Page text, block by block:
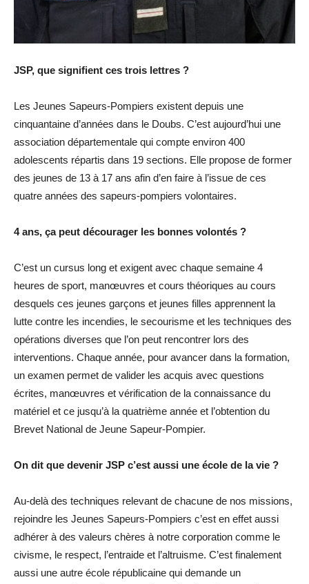
JSP, que signifient ces trois lettres ?
Les Jeunes Sapeurs-Pompiers existent depuis une
cinquantaine d’années dans le Doubs. C’est aujourd’hui une
association départementale qui compte environ 400
adolescents répartis dans 19 sections. Elle propose de former
des jeunes de 13 à 17 ans afin d’en faire à l’issue de ces
quatre années des sapeurs-pompiers volontaires.
4 ans, ça peut décourager les bonnes volontés ?
C’est un cursus long et exigent avec chaque semaine 4
heures de sport, manœuvres et cours théoriques au cours
desquels ces jeunes garçons et jeunes filles apprennent la
lutte contre les incendies, le secourisme et les techniques des
opérations diverses que l’on peut rencontrer lors des
interventions. Chaque année, pour avancer dans la formation,
un examen permet de valider les acquis avec questions
écrites, manœuvres et vérification de la connaissance du
matériel et ce jusqu’à la quatrième année et l’obtention du
Brevet National de Jeune Sapeur-Pompier.
On dit que devenir JSP c’est aussi une école de la vie ?
Au-delà des techniques relevant de chacune de nos missions,
rejoindre les Jeunes Sapeurs-Pompiers c’est en effet aussi
adhérer à des valeurs chères à notre corporation comme le
civisme, le respect, l’entraide et l’altruisme. C’est finalement
aussi une autre école républicaine qui demande un